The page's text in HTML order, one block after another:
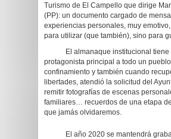
Turismo de El Campello que dirige
(PP): un documento cargado de
experiencias personales, muy
para utilizar (que también), sino para
El almanaque institucional tiene
protagonista principal a todo un
confinamiento y también cuando
libertades, atendió la solicitud del
remitir fotografías de escenas
familiares… recuerdos de una etapa
que jamás olvidaremos.
El año 2020 se mantendrá